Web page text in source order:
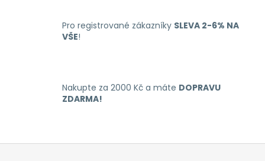
r
ý
u
Pro registrované zákazníky SLEVA 2-6% NA
VŠE!
Nakupte za 2000 Kč a máte DOPRAVU
ZDARMA!
Z